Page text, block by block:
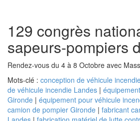
129 congrès
sapeurs-pompiers
Rendez-vous du 4 à 8 Octobre avec
Mots-clé : conception de véhicule
de véhicule incendie Landes |
Gironde | équipement pour véhicule
camion de pompier Gironde | fabricant